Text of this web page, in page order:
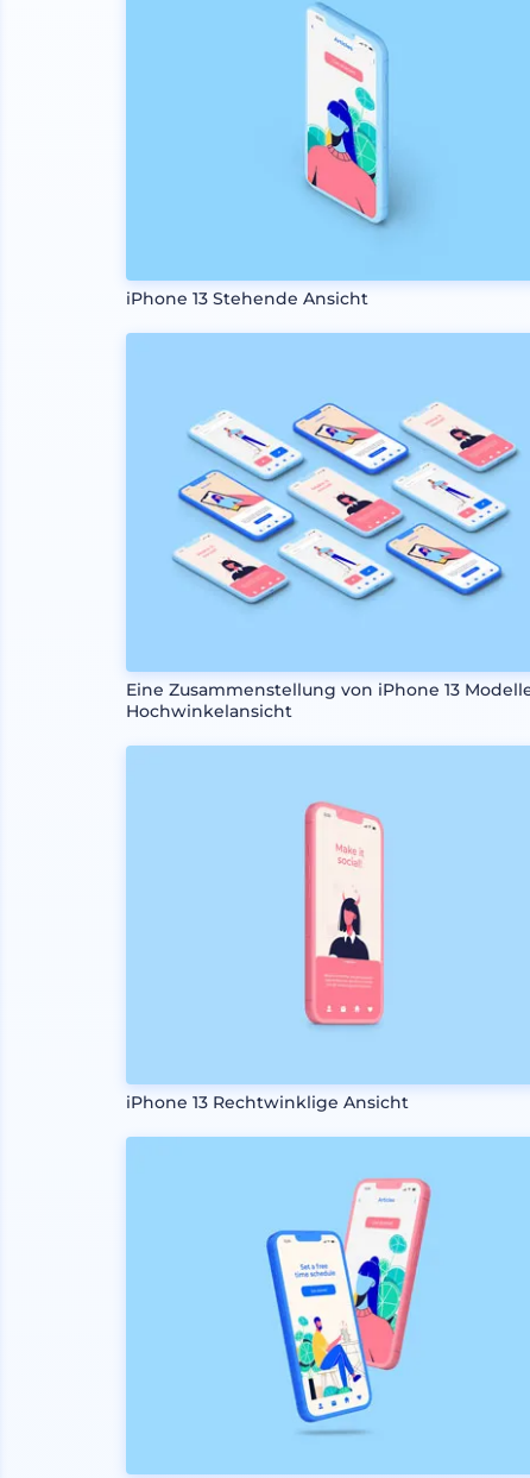
iPhone 13 Stehende Ansicht
Eine Zusammenstellung von iPhone 13
Hochwinkelansicht
iPhone 13 Rechtwinklige Ansicht